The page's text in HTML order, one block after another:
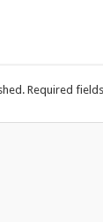
Required